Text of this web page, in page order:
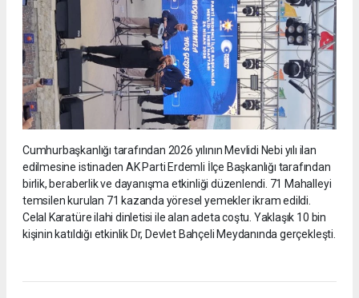
Cumhurbaşkanlığı tarafından 2026 yılının Mevlidi Nebi yılı ilan
edilmesine istinaden AK Parti Erdemli İlçe Başkanlığı tarafından
birlik, beraberlik ve dayanışma etkinliği düzenlendi. 71 Mahalleyi
temsilen kurulan 71 kazanda yöresel yemekler ikram edildi.
Celal Karatüre ilahi dinletisi ile alan adeta coştu. Yaklaşık 10 bin
kişinin katıldığı etkinlik Dr, Devlet Bahçeli Meydanında gerçekleşti.